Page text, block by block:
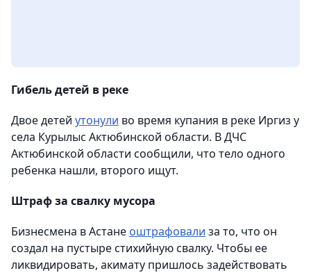
Гибель детей в реке
Двое детей утонули во время купания в реке Иргиз у
села Курылыс Актюбинской области. В ДЧС
Актюбинской области сообщили, что тело одного
ребенка нашли, второго ищут.
Штраф за свалку мусора
Бизнесмена в Астане оштрафовали за то, что он
создал на пустыре стихийную свалку. Чтобы ее
ликвидировать, акимату пришлось задействовать